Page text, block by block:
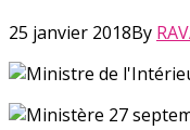
25 janvier 2018By
27